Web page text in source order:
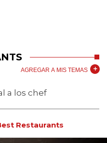
AGREGAR A MIS TEMAS
a los chef
Restaurants